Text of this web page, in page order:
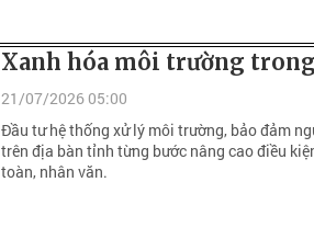
Xanh hóa môi trường
21/07/2026 05:00
Đầu tư hệ thống xử lý môi trường, bảo đảm
trên địa bàn tỉnh từng bước nâng cao điều
toàn, nhân văn.